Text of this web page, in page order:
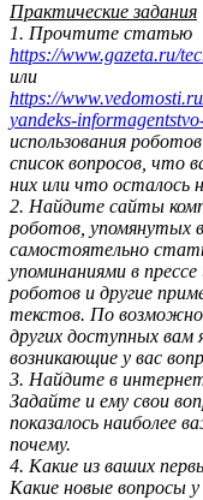
Практические задания
1. Прочтите статью
https://www.gazeta.ru/
или
https://
yandeks-
использования
список вопросов, что
них или что осталось
2. Найдите сайты
роботов, упомянутых
самостоятельно
упоминаниями в
роботов и другие
текстов. По
других доступных
возникающие у вас
3. Найдите в
Задайте и ему свои
показалось наиболее
почему.
4. Какие из ваших
Какие новые вопросы у